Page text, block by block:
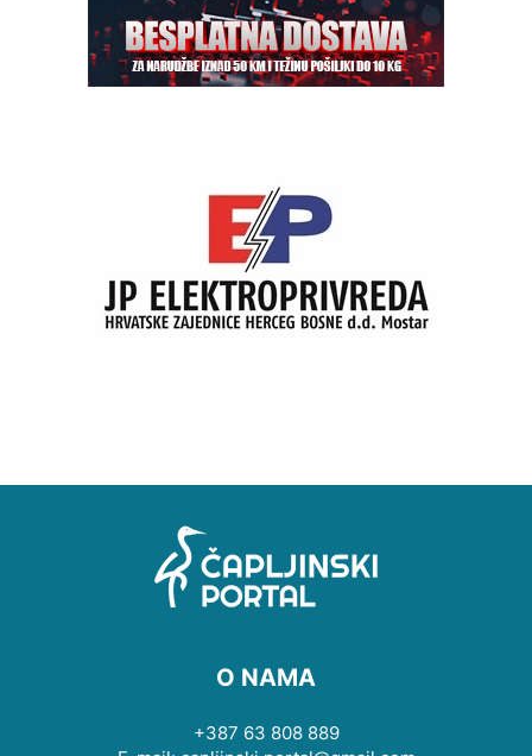
O NAMA
+387 63 808 889